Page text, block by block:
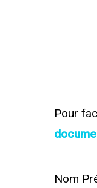
Pour
Nom